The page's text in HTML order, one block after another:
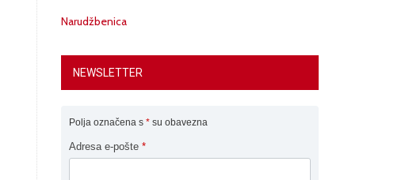
Narudžbenica
NEWSLETTER
Polja označena s * su obavezna
Adresa e-pošte *